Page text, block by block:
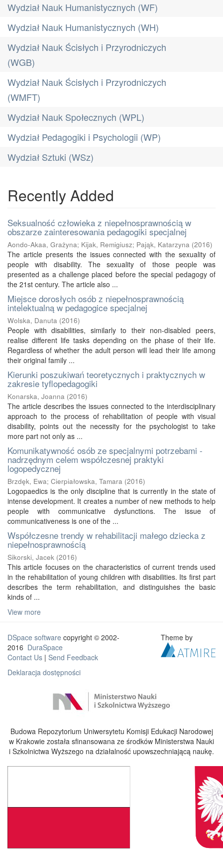
Wydział Nauk Humanistycznych (WF)
Wydział Nauk Humanistycznych (WH)
Wydział Nauk Ścisłych i Przyrodniczych
(WGB)
Wydział Nauk Ścisłych i Przyrodniczych
(WMFT)
Wydział Nauk Społecznych (WPL)
Wydział Pedagogiki i Psychologii (WP)
Wydział Sztuki (WSz)
Recently Added
Seksualność człowieka z niepełnosprawnością w
obszarze zainteresowania pedagogiki specjalnej
Aondo-Akaa, Grażyna; Kijak, Remigiusz; Pająk, Katarzyna (2016)
The article presents the issues connected with the sexuality of
people with disability. The sexuality of those people was
presented as a challenge placed before the special pedagogy of
the 21st century. The article also ...
Miejsce dorosłych osób z niepełnosprawnością
intelektualną w pedagogice specjalnej
Wolska, Danuta (2016)
People with disabilities, similarly to their non-disabled peers,
realise different life tasks depending on the phase of their life.
Regardless of whether the adult person will lead their life among
their original family ...
Kierunki poszukiwań teoretycznych i praktycznych w
zakresie tyflopedagogiki
Konarska, Joanna (2016)
The article describes the issues connected to the interdisciplinary
approach to the process of rehabilitation of people with visual
disability, points out the necessity for the psychologist to take
more part not only as ...
Komunikatywność osób ze specjalnymi potrzebami -
nadrzędnym celem współczesnej praktyki
logopedycznej
Brzdęk, Ewa; Cierpiałowska, Tamara (2016)
Logopaedics is the only discipline that is currently in the state of
intense development. It creates a number of new methods to help
people with communicative dysfunctions. The issue of
communicativeness is one of the ...
Współczesne trendy w rehabilitacji małego dziecka z
niepełnosprawnością
Sikorski, Jacek (2016)
This article focuses on the characteristics of current trends used
in the rehabilitation of young children with disabilities. Its first part
describes the term rehabilitation, and distinguishes the basic
kinds of ...
View more
DSpace software copyright © 2002-
2016 DuraSpace
Contact Us | Send Feedback
Deklaracja dostępności
Theme by
Budowa Repozytorium Uniwersytetu Komisji Edukacji Narodowej
w Krakowie została sfinansowana ze środków Ministerstwa Nauki
i Szkolnictwa Wyższego na działalność upowszechniającą naukę.